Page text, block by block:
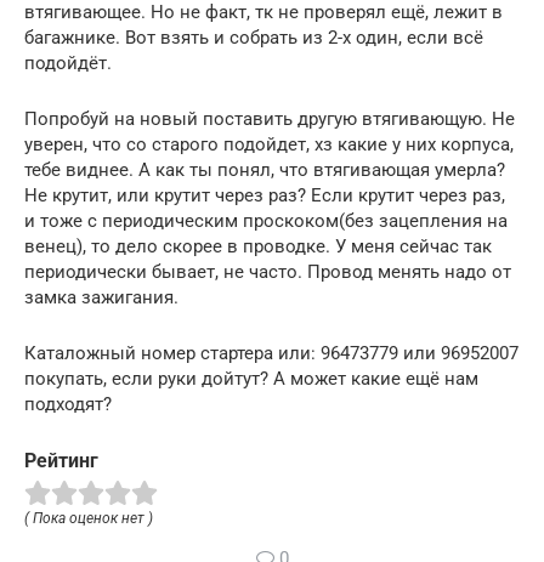
втягивающее. Но не факт, тк не проверял ещё, лежит в
багажнике. Вот взять и собрать из 2-х один, если всё
подойдёт.
Попробуй на новый поставить другую втягивающую. Не
уверен, что со старого подойдет, хз какие у них корпуса,
тебе виднее. А как ты понял, что втягивающая умерла?
Не крутит, или крутит через раз? Если крутит через раз,
и тоже с периодическим проскоком(без зацепления на
венец), то дело скорее в проводке. У меня сейчас так
периодически бывает, не часто. Провод менять надо от
замка зажигания.
Каталожный номер стартера или: 96473779 или 96952007
покупать, если руки дойтут? А может какие ещё нам
подходят?
Рейтинг
( Пока оценок нет )